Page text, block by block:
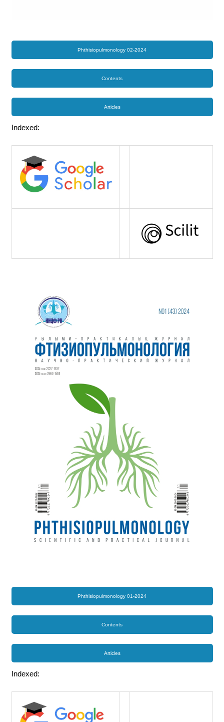
Phthisiopulmonology 02-2024
Contents
Articles
Indexed:
Phthisiopulmonology 01-2024
Contents
Articles
Indexed: